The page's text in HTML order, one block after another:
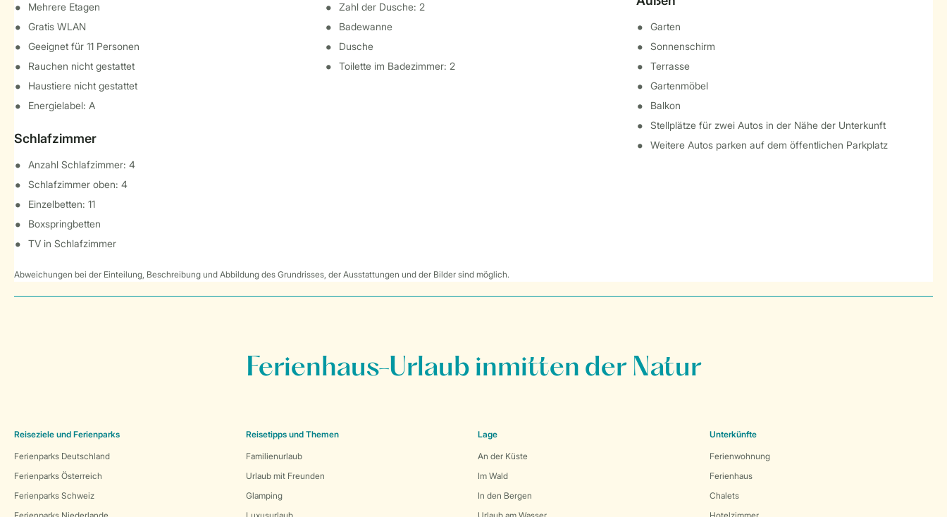
Mehrere Etagen
Gratis WLAN
Geeignet für 11 Personen
Rauchen nicht gestattet
Haustiere nicht gestattet
Energielabel: A
Schlafzimmer
Anzahl Schlafzimmer: 4
Schlafzimmer oben: 4
Einzelbetten: 11
Boxspringbetten
TV in Schlafzimmer
Zahl der Dusche: 2
Badewanne
Dusche
Toilette im Badezimmer: 2
Garten
Sonnenschirm
Terrasse
Gartenmöbel
Balkon
Stellplätze für zwei Autos in der Nähe der Unterkunft
Weitere Autos parken auf dem öffentlichen Parkplatz
Abweichungen bei der Einteilung, Beschreibung und Abbildung des Grundrisses, der Ausstattungen und der Bilder sind möglich.
Ferienhaus-Urlaub inmitten der Natur
Reiseziele und Ferienparks
Ferienparks Deutschland
Ferienparks Österreich
Ferienparks Schweiz
Reisetipps und Themen
Familienurlaub
Urlaub mit Freunden
Glamping
Lage
An der Küste
Im Wald
In den Bergen
Unterkünfte
Ferienwohnung
Ferienhaus
Chalets